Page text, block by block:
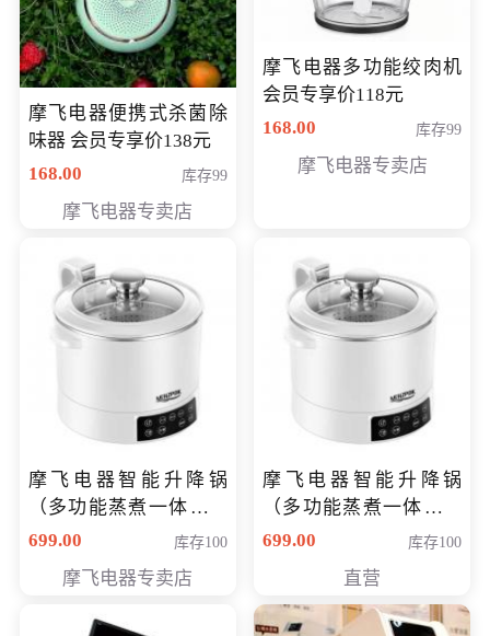
摩飞电器便携式杀菌除
味器 会员专享价138元
168.00
库存99
摩飞电器专卖店
摩飞电器多功能绞肉机
会员专享价118元
168.00
库存99
摩飞电器专卖店
摩飞电器智能升降锅
（多功能蒸煮一体锅）
（智能升降养生锅） 会
699.00 库存100
摩飞电器专卖店
摩飞电器智能升降锅
（多功能蒸煮一体锅）
（智能升降养生锅） 会
699.00 库存100
直营